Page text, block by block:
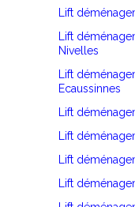
Lift
Lift
Nivelles
Lift
Ecaussinnes
Lift
Lift
Lift
Lift